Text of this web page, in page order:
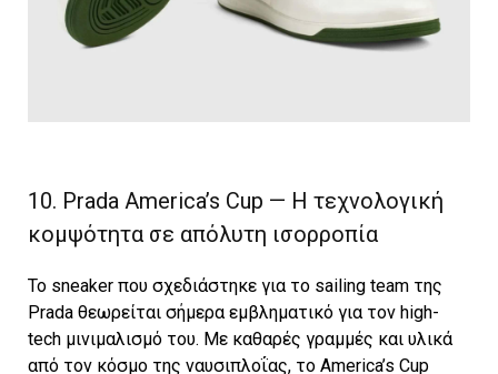
10. Prada America’s Cup — Η τεχνολογική
κομψότητα σε απόλυτη ισορροπία
Το sneaker που σχεδιάστηκε για το sailing team της
Prada θεωρείται σήμερα εμβληματικό για τον high-
tech μινιμαλισμό του. Με καθαρές γραμμές και υλικά
από τον κόσμο της ναυσιπλοΐας, το America’s Cup